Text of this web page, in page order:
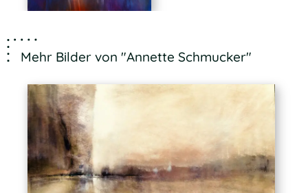
Mehr Bilder von "Annette Schmucker"